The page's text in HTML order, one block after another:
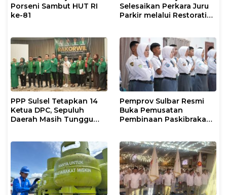
Porseni Sambut HUT RI
ke-81
Selesaikan Perkara Juru
Parkir melalui Restorative
PPP Sulsel Tetapkan 14
Ketua DPC, Sepuluh
Daerah Masih Tunggu
Pemprov Sulbar Resmi
Buka Pemusatan
Pembinaan Paskibraka